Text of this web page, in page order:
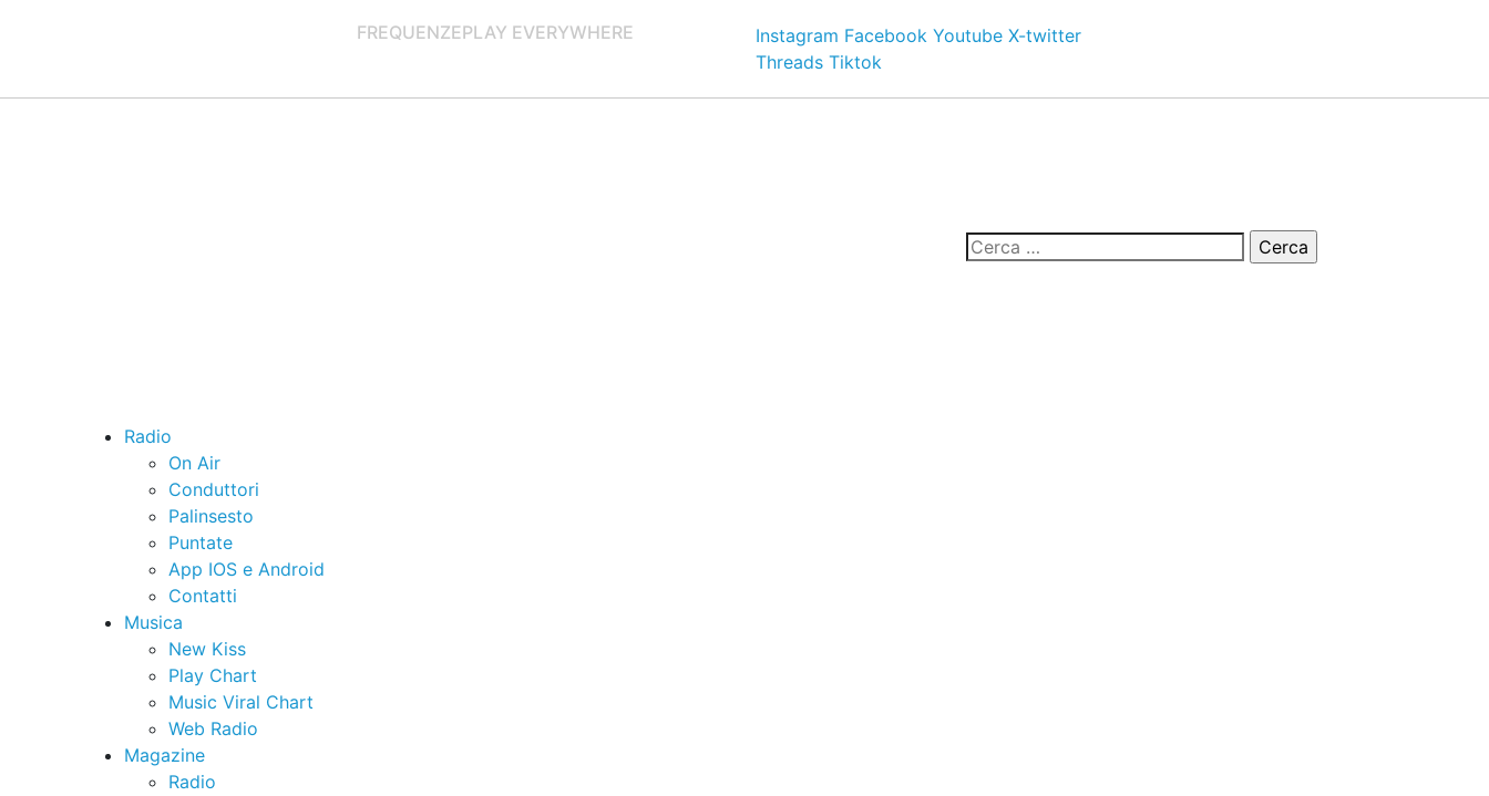
FREQUENZEPLAY EVERYWHERE Instagram Facebook Youtube X-twitter
Threads Tiktok
Radio
On Air
Conduttori
Palinsesto
Puntate
App IOS e Android
Contatti
Musica
New Kiss
Play Chart
Music Viral Chart
Web Radio
Magazine
Radio